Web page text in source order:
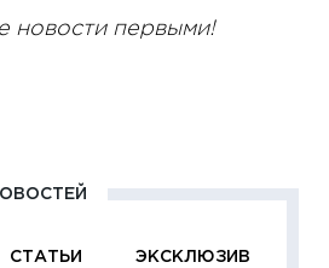
новости первыми!
СТАТЬИ ЭКСКЛЮЗИВ